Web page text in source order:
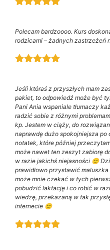
Polecam bardzoooo. Kurs
rodzicami – żadnych zastrzeżeń
Jeśli któraś z przyszłych mam
pakiet, to odpowiedź może być
Pani Ania wspaniale tłumaczy
radzić sobie z różnymi
kp. Jestem w ciąży, do
naprawdę dużo spokojniejsza po
notatek, które później
może nawet ten zeszyt zabiorę
w razie jakichś niejasności 🙂
prawidłowo przystawić
może mnie czekać w tych
pobudzić laktację i co robić w
wiedzę, przekazaną w tak
internecie 🙂